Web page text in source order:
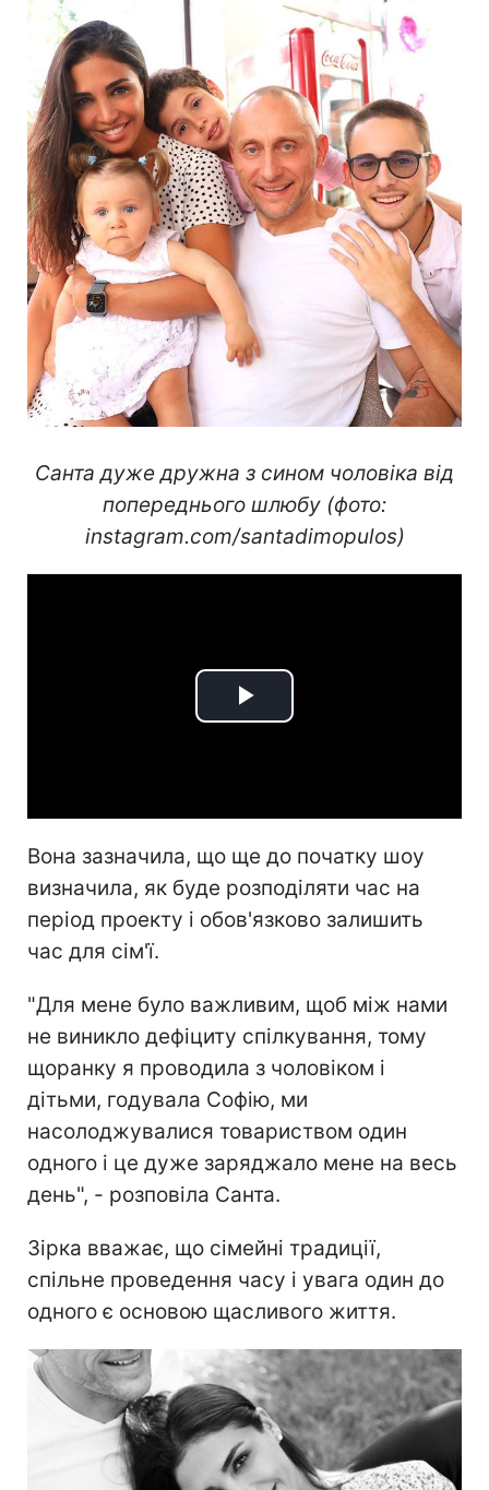
Санта дуже дружна з сином чоловіка від
попереднього шлюбу (фото:
instagram.com/santadimopulos)
Play
Вона зазначила, що ще до початку шоу
визначила, як буде розподіляти час на
період проекту і обов'язково залишить
час для сім'ї.
"Для мене було важливим, щоб між нами
не виникло дефіциту спілкування, тому
щоранку я проводила з чоловіком і
дітьми, годувала Софію, ми
насолоджувалися товариством один
одного і це дуже заряджало мене на весь
день", - розповіла Санта.
Зірка вважає, що сімейні традиції,
спільне проведення часу і увага один до
одного є основою щасливого життя.